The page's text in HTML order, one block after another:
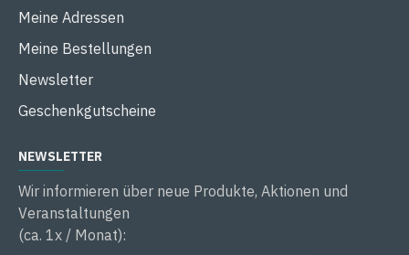
Meine Adressen
Meine Bestellungen
Newsletter
Geschenkgutscheine
NEWSLETTER
Wir informieren über neue Produkte, Aktionen und
Veranstaltungen
(ca. 1x / Monat):